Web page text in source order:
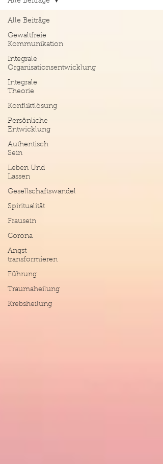
Alle Beiträge
Gewaltfreie
Kommunikation
Integrale
Organisationsentwicklung
Integrale
Theorie
Konfliktlösung
Persönliche
Entwicklung
Authentisch
Sein
Leben Und
Lassen
Gesellschaftswandel
Spiritualität
Frausein
Corona
Angst
transformieren
Führung
Traumaheilung
Krebsheilung